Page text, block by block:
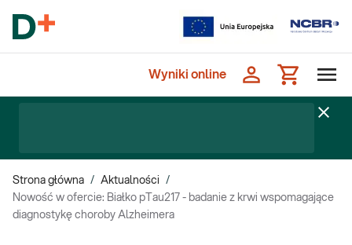
Wyniki online
Strona główna / Aktualności
/
Nowość w ofercie: Białko pTau217 - badanie z krwi wspomagające
diagnostykę choroby Alzheimera